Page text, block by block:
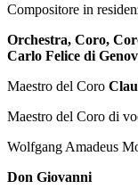
Compositore in
Orchestra, Coro,
Carlo Felice di
Maestro del Coro
Maestro del Coro di
Wolfgang Amadeus
Don Giovanni